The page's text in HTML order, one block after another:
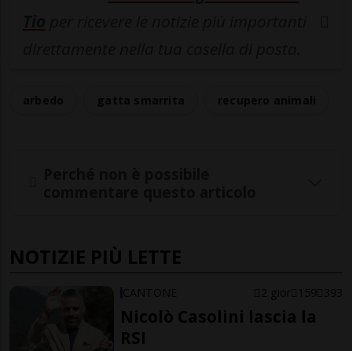
NOTIZIE PIÙ LETTE
CANTONE 2 gior 159 393
Nicolò Casolini lascia la
RSI